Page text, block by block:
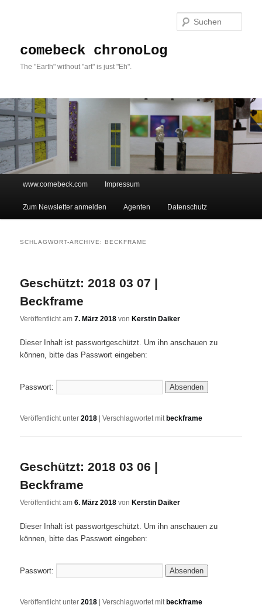
comebeck chronoLog
The "Earth" without "art" is just "Eh".
Zum Inhalt wechseln
Zum sekundären Inhalt wechseln
www.comebeck.com Impressum
Zum Newsletter anmelden Agenten Datenschutz
SCHLAGWORT-ARCHIVE:BECKFRAME
Geschützt: 2018 03 07 |
Beckframe
Veröffentlicht am7. März 2018 von Kerstin Daiker
Dieser Inhalt ist passwortgeschützt. Um ihn anschauen zu
können, bitte das Passwort eingeben:
Passwort:
Veröffentlicht unter 2018 |Verschlagwortet mit beckframe
Geschützt: 2018 03 06 |
Beckframe
Veröffentlicht am6. März 2018 von Kerstin Daiker
Dieser Inhalt ist passwortgeschützt. Um ihn anschauen zu
können, bitte das Passwort eingeben:
Passwort:
Veröffentlicht unter 2018 |Verschlagwortet mit beckframe